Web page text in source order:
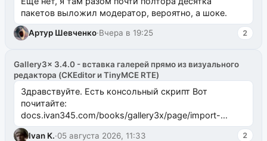
пакетов выложил модератор, вероятно, а шоке.
Артур Шевченко·Вчера в 19:25 2
Gallery3x 3.4.0 - вставка галерей прямо из визуального
редактора (CKEditor и TinyMCE RTE)
Здравствуйте. Есть консольный скрипт Вот
почитайте:
docs.ivan345.com/books/gallery3x/page/import-
ms2galleryphp
Ivan K.·05 августа 2026, 11:33 2